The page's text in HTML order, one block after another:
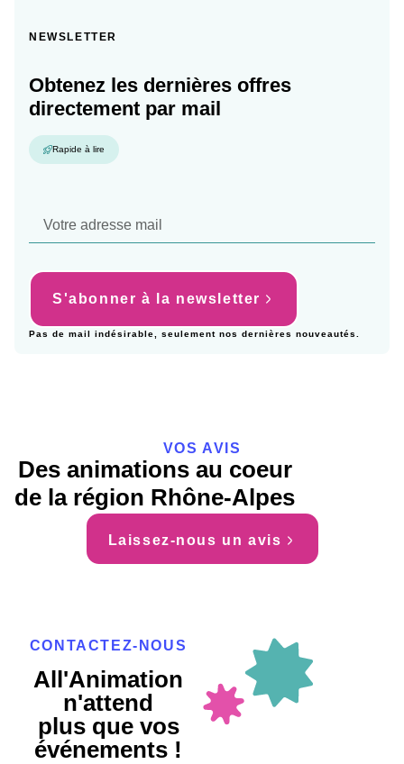
NEWSLETTER
Obtenez les dernières offres
directement par mail
Rapide à lire
S'abonner à la newsletter
Pas de mail indésirable, seulement nos dernières nouveautés.
VOS AVIS
Des animations au coeur
de la région Rhône-Alpes
Laissez-nous un avis
CONTACTEZ-NOUS
All'Animation
n'attend
plus que vos
événements !